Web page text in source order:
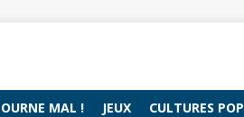
MAL ! JEUX CULTURES POP